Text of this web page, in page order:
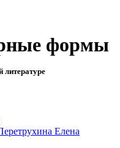
формы
литературе
Елена